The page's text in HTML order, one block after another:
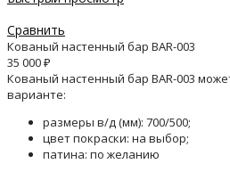
Сравнить
Кованый настенный бар BAR-003
35 000₽
Кованый настенный бар BAR-003
варианте:
размеры в/д (мм): 700/500;
цвет покраски: на выбор;
патина: по желанию